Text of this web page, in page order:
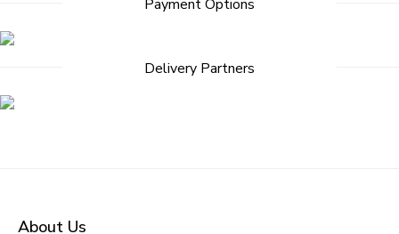
Payment Options
Delivery Partners
About Us